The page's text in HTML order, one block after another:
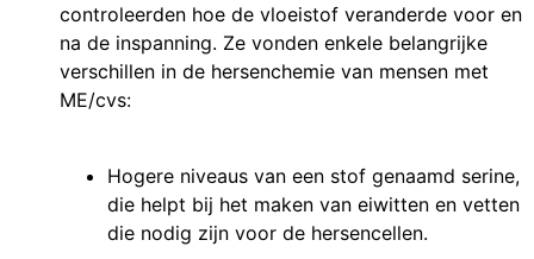
controleerden hoe de vloeistof veranderde voor en
na de inspanning. Ze vonden enkele belangrijke
verschillen in de hersenchemie van mensen met
ME/cvs:
Hogere niveaus van een stof genaamd serine,
die helpt bij het maken van eiwitten en vetten
die nodig zijn voor de hersencellen.